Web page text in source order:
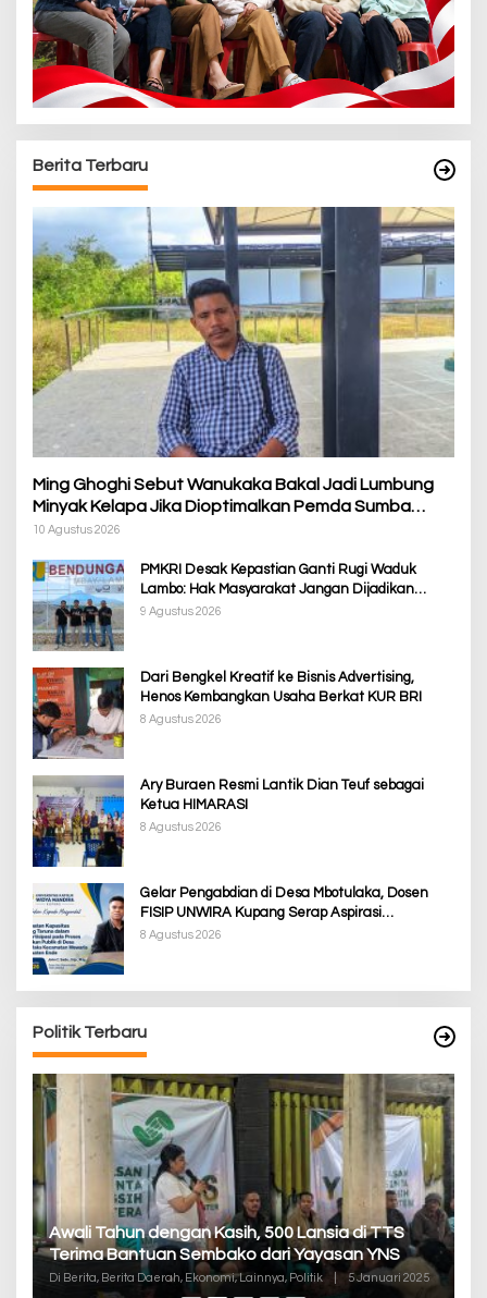
Berita Terbaru
Ming Ghoghi Sebut Wanukaka Bakal Jadi Lumbung
Minyak Kelapa Jika Dioptimalkan Pemda Sumba
Barat
10 Agustus 2026
PMKRI Desak Kepastian Ganti Rugi Waduk
Lambo: Hak Masyarakat Jangan Dijadikan
Korban Pembangunan PSN
9 Agustus 2026
Dari Bengkel Kreatif ke Bisnis Advertising,
Henos Kembangkan Usaha Berkat KUR BRI
8 Agustus 2026
Ary Buraen Resmi Lantik Dian Teuf sebagai
Ketua HIMARASI
8 Agustus 2026
Gelar Pengabdian di Desa Mbotulaka, Dosen
FISIP UNWIRA Kupang Serap Aspirasi
Masyarakat & Penguatan Kapasitas Karang
8 Agustus 2026
Politik Terbaru
Awali Tahun dengan Kasih, 500 Lansia di TTS
Terima Bantuan Sembako dari Yayasan YNS
Di Berita, Berita Daerah, Ekonomi, Lainnya, Politik 5 Januari 2025